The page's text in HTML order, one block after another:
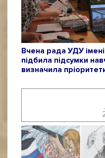
Вчена рада УДУ
підбила підсумки
визначила